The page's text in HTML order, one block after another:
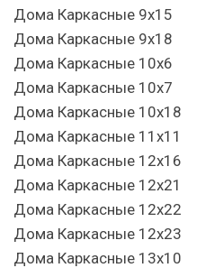
Дома Каркасные 9х15
Дома Каркасные 9х18
Дома Каркасные 10х6
Дома Каркасные 10х7
Дома Каркасные 10х18
Дома Каркасные 11х11
Дома Каркасные 12х16
Дома Каркасные 12х21
Дома Каркасные 12х22
Дома Каркасные 12х23
Дома Каркасные 13х10